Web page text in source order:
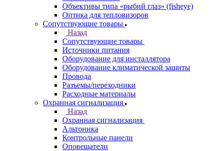
Объективы типа «рыбий глаз» (fisheye)
Оптика для тепловизоров
Сопутствующие товары
Назад
Сопутствующие товары
Источники питания
Оборудование для инсталлятора
Оборудование климатической защиты
Провода
Разъемы/переходники
Расходные материалы
Охранная сигнализация
Назад
Охранная сигнализация
Альтоника
Контрольные панели
Оповещатели